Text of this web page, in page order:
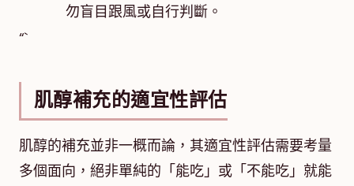
勿盲目跟風或自行判斷。
“`
肌醇補充的適宜性評估
肌醇的補充並非一概而論，其適宜性評估需要考量
多個面向，絕非單純的「能吃」或「不能吃」就能